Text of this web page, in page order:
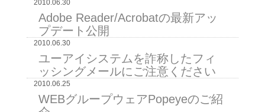
2010.06.30
Adobe Reader/Acrobatの最新アッ
プデート公開
2010.06.30
ユーアイシステムを詐称したフィ
ッシングメールにご注意ください
2010.06.25
WEBグループウェアPopeyeのご紹